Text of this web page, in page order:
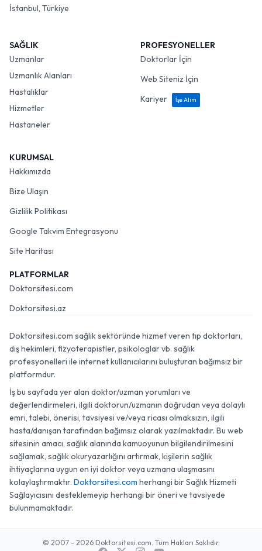
İstanbul, Türkiye
SAĞLIK
Uzmanlar
Uzmanlık Alanları
Hastalıklar
Hizmetler
Hastaneler
PROFESYONELLER
Doktorlar İçin
Web Siteniz İçin
Kariyer
İşe Alım
KURUMSAL
Hakkımızda
Bize Ulaşın
Gizlilik Politikası
Google Takvim Entegrasyonu
Site Haritası
PLATFORMLAR
Doktorsitesi.com
Doktorsitesi.az
Doktorsitesi.com sağlık sektöründe hizmet veren tıp doktorları,
diş hekimleri, fizyoterapistler, psikologlar vb. sağlık
profesyonelleri ile internet kullanıcılarını buluşturan bağımsız bir
platformdur.
İş bu sayfada yer alan doktor/uzman yorumları ve
değerlendirmeleri, ilgili doktorun/uzmanın doğrudan veya dolaylı
emri, talebi, önerisi, tavsiyesi ve/veya ricası olmaksızın, ilgili
hasta/danışan tarafından bağımsız olarak yazılmaktadır. Bu web
sitesinin amacı, sağlık alanında kamuoyunun bilgilendirilmesini
sağlamak, sağlık okuryazarlığını artırmak, kişilerin sağlık
ihtiyaçlarına uygun en iyi doktor veya uzmana ulaşmasını
kolaylaştırmaktır. Doktorsitesi.com herhangi bir Sağlık Hizmeti
Sağlayıcısını desteklemeyip herhangi bir öneri ve tavsiyede
bulunmamaktadır.
© 2007 - 2026 Doktorsitesi.com. Tüm Hakları Saklıdır.